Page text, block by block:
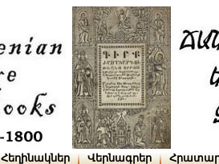
Հեղինակներ Վերնագրեր